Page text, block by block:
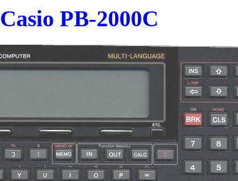
Casio PB-2000C